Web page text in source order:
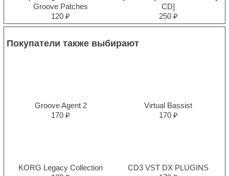
Groove Patches
120 ₽
CD]
250 ₽
Покупатели также выбирают
Groove Agent 2
170 ₽
Virtual Bassist
170 ₽
KORG Legacy Collection
CD3 VST DX PLUGINS